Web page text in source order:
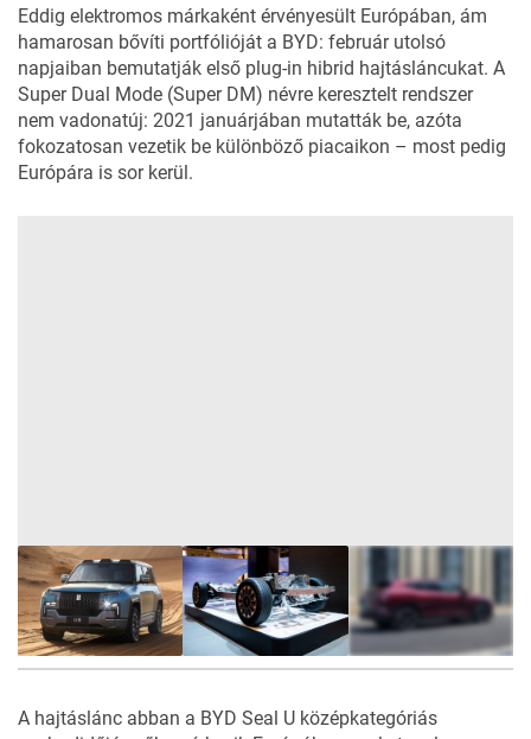
Eddig elektromos márkaként érvényesült Európában, ám
hamarosan bővíti portfólióját a BYD: február utolsó
napjaiban bemutatják első plug-in hibrid hajtásláncukat. A
Super Dual Mode (Super DM) névre keresztelt rendszer
nem vadonatúj: 2021 januárjában mutatták be, azóta
fokozatosan vezetik be különböző piacaikon – most pedig
Európára is sor kerül.
A hajtáslánc abban a BYD Seal U középkategóriás